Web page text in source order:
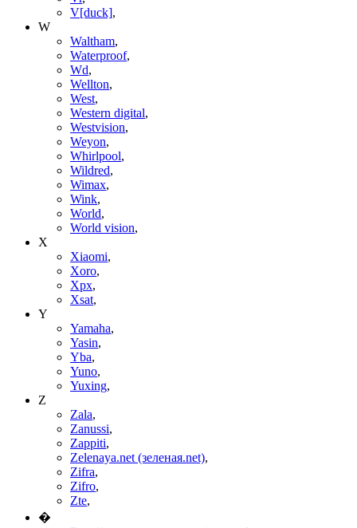
V[duck],
W
Waltham,
Waterproof,
Wd,
Wellton,
West,
Western digital,
Westvision,
Weyon,
Whirlpool,
Wildred,
Wimax,
Wink,
World,
World vision,
X
Xiaomi,
Xoro,
Xpx,
Xsat,
Y
Yamaha,
Yasin,
Yba,
Yuno,
Yuxing,
Z
Zala,
Zanussi,
Zappiti,
Zelenaya.net (зеленая.net),
Zifra,
Zifro,
Zte,
�